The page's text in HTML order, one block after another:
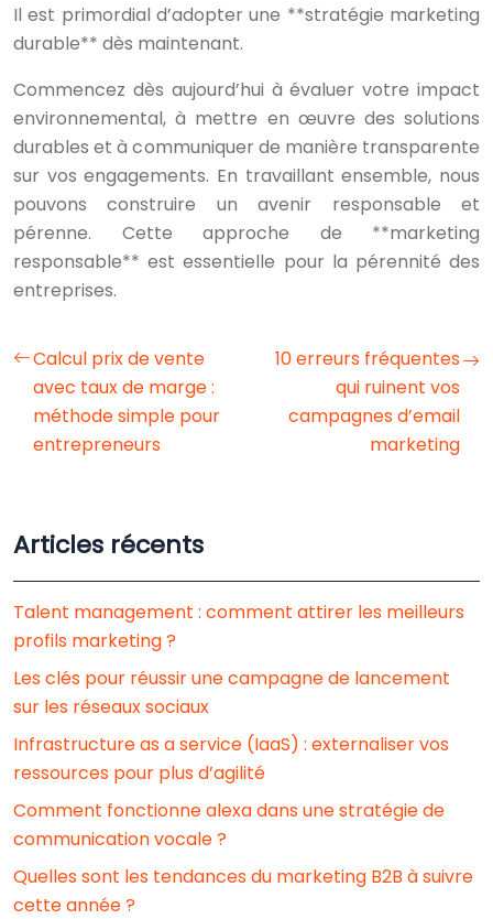
Il est primordial d’adopter une **stratégie marketing
durable** dès maintenant.
Commencez dès aujourd’hui à évaluer votre impact
environnemental, à mettre en œuvre des solutions
durables et à communiquer de manière transparente
sur vos engagements. En travaillant ensemble, nous
pouvons construire un avenir responsable et
pérenne. Cette approche de **marketing
responsable** est essentielle pour la pérennité des
entreprises.
Calcul prix de vente
avec taux de marge :
méthode simple pour
entrepreneurs
10 erreurs fréquentes
qui ruinent vos
campagnes d’email
marketing
Articles récents
Talent management : comment attirer les meilleurs
profils marketing ?
Les clés pour réussir une campagne de lancement
sur les réseaux sociaux
Infrastructure as a service (IaaS) : externaliser vos
ressources pour plus d’agilité
Comment fonctionne alexa dans une stratégie de
communication vocale ?
Quelles sont les tendances du marketing B2B à suivre
cette année ?